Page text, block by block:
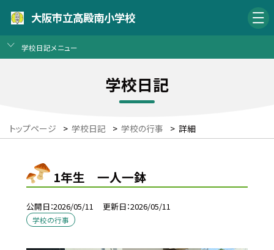
大阪市立高殿南小学校
学校日記メニュー
学校日記
トップページ > 学校日記 > 学校の行事 > 詳細
1年生 一人一鉢
公開日 2026/05/11 更新日 2026/05/11
学校の行事